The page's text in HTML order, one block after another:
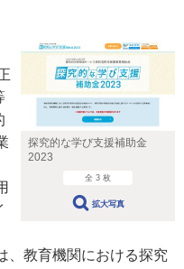
探究的な学び支援補助金
2023
全 3 枚
拡大写真
教育機関における探究